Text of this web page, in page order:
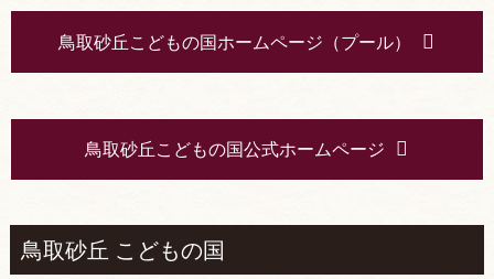
鳥取砂丘こどもの国ホームページ（プール）
鳥取砂丘こどもの国公式ホームページ
鳥取砂丘 こどもの国